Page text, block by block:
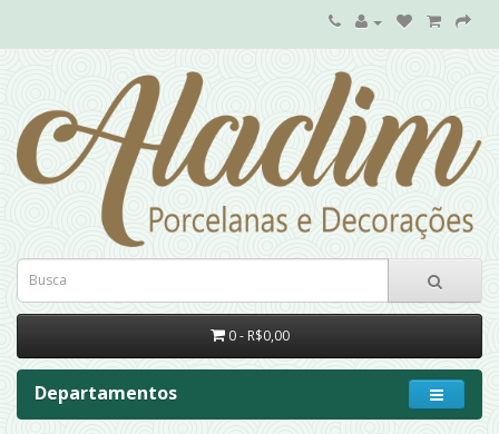
0 - R$0,00
Departamentos